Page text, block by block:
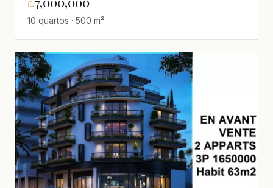
10 quartos · 500 m²